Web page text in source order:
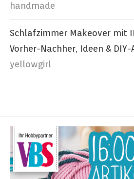
handmade
Schlafzimmer Makeover mit
Vorher-Nachher, Ideen &
yellowgirl